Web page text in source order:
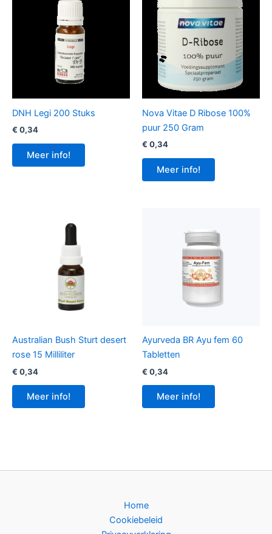
DNH Legi 200 Stuks
€ 0,34
Meer info!
Nova Vitae D Ribose 100%
puur 250 Gram
€ 0,34
Meer info!
Australian Bush Sturt desert
rose 15 Milliliter
€ 0,34
Meer info!
Ayurveda BR Ayu fem 60
Tabletten
€ 0,34
Meer info!
Home
Cookiebeleid